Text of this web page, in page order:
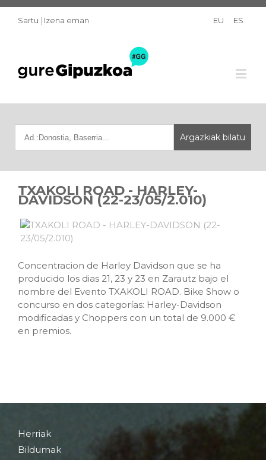
Sartu | Izena eman EU ES
TXAKOLI ROAD - HARLEY-
DAVIDSON (22-23/05/2.010)
Concentracion de Harley Davidson que se ha
producido los dias 21, 23 y 23 en Zarautz bajo el
nombre del Evento TXAKOLI ROAD. Bike Show o
concurso en dos categorías: Harley-Davidson
modificadas y Choppers con un total de 9.000 €
en premios.
Herriak
Bildumak